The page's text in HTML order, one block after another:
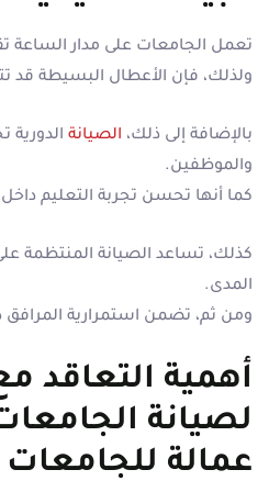
تعمل الجامعات على مدار الساعة
ولذلك، فإن الأعطال البسيطة قد
بالإضافة إلى ذلك، الصيانة
والموظفين.
كما أنها تحسن تجربة التعليم
كذلك، تساعد الصيانة المنتظمة
المدى.
ومن ثم، تضمن استمرارية
أهمية التعاقد
لصيانة
عمالة للجامعات